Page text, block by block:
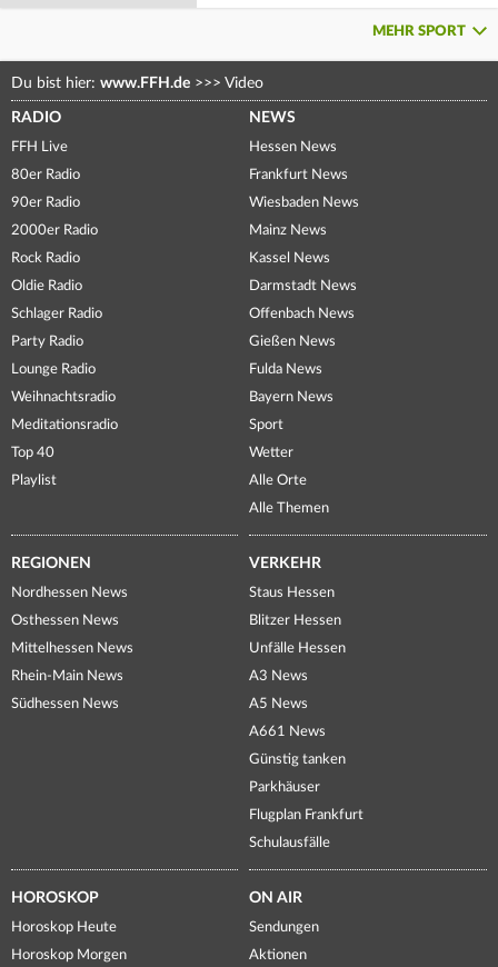
MEHR SPORT
Du bist hier: www.FFH.de >>> Video
RADIO
FFH Live
80er Radio
90er Radio
2000er Radio
Rock Radio
Oldie Radio
Schlager Radio
Party Radio
Lounge Radio
Weihnachtsradio
Meditationsradio
Top 40
Playlist
NEWS
Hessen News
Frankfurt News
Wiesbaden News
Mainz News
Kassel News
Darmstadt News
Offenbach News
Gießen News
Fulda News
Bayern News
Sport
Wetter
Alle Orte
Alle Themen
REGIONEN
Nordhessen News
Osthessen News
Mittelhessen News
Rhein-Main News
Südhessen News
VERKEHR
Staus Hessen
Blitzer Hessen
Unfälle Hessen
A3 News
A5 News
A661 News
Günstig tanken
Parkhäuser
Flugplan Frankfurt
Schulausfälle
HOROSKOP
Horoskop Heute
Horoskop Morgen
ON AIR
Sendungen
Aktionen